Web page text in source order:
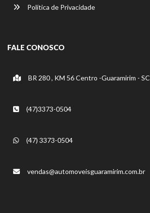
Política de Privacidade
FALE CONOSCO
BR 280 , KM 56 Centro -Guaramirim - SC
(47)3373-0504
(47) 3373-0504
vendas@automoveisguaramirim.com.br